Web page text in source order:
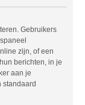
Gebruikers
zijn, of een
berichten, in je
aan je
standaard